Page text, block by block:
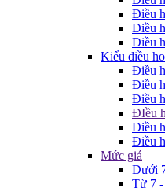
Điều
Điều
Điều
Kiểu điều
Điều
Điều
Điều
ĐIều
Điều
Điều
Mức giá
Dưới
Từ 7 -